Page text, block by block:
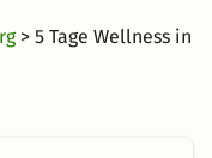
> 5 Tage Wellness in